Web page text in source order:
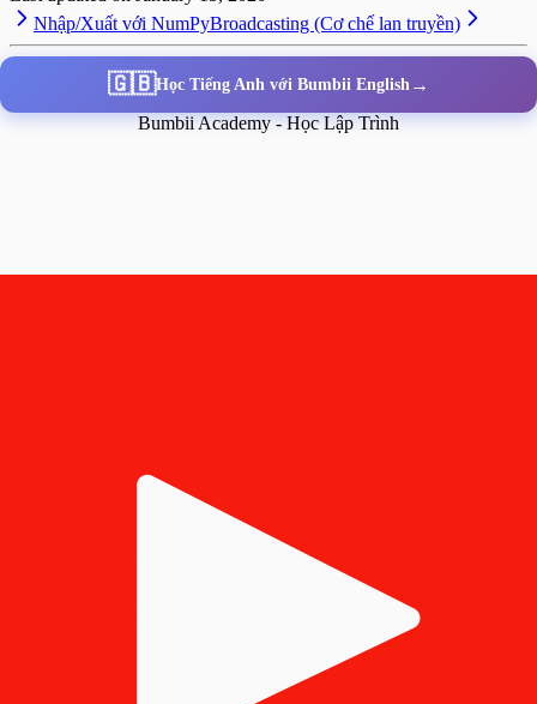
Nhập/Xuất với NumPyBroadcasting (Cơ chế lan truyền)
🇬🇧Học Tiếng Anh với Bumbii English →
Bumbii Academy - Học Lập Trình